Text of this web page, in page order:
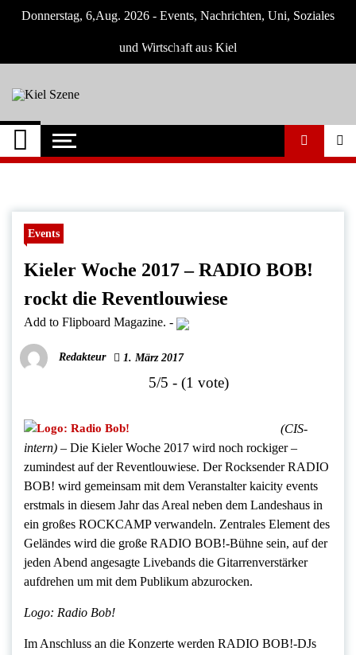
Skip
Donnerstag, 6,Aug. 2026 - Events, Nachrichten, Uni, Soziales
und Wirtschaft aus Kiel
Kiel Szene
Neuigkeiten und Nachrichten aus Kiel und
Umgebung
Events
Kieler Woche 2017 – RADIO BOB!
rockt die Reventlouwiese
Add to Flipboard Magazine. -
Redakteur 1. März 2017
5/5 - (1 vote)
(CIS-
intern) – Die Kieler Woche 2017 wird noch rockiger –
zumindest auf der Reventlouwiese. Der Rocksender RADIO
BOB! wird gemeinsam mit dem Veranstalter kaicity events
erstmals in diesem Jahr das Areal neben dem Landeshaus in
ein großes ROCKCAMP verwandeln. Zentrales Element des
Geländes wird die große RADIO BOB!-Bühne sein, auf der
jeden Abend angesagte Livebands die Gitarrenverstärker
aufdrehen um mit dem Publikum abzurocken.
Logo: Radio Bob!
Im Anschluss an die Konzerte werden RADIO BOB!-DJs